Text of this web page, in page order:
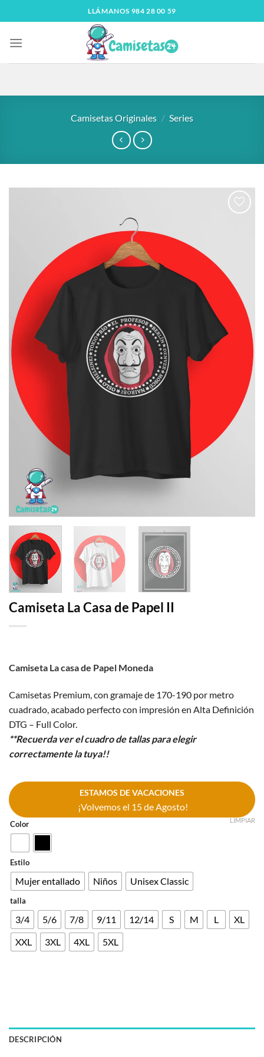
LLÁMANOS 984 28 00 59
Camisetas Originales / Series
Camiseta La Casa de Papel II
Camiseta La casa de Papel Moneda
Camisetas Premium, con gramaje de 170-190 por metro
cuadrado, acabado perfecto con impresión en Alta Definición
DTG – Full Color.
**Recuerda ver el cuadro de tallas para elegir
correctamente la tuya!!
ESTAMOS DE VACACIONES
¡Volvemos el 15 de Agosto!
Color
Estilo
Mujer entallado Niños Unisex Classic
talla
3/4 5/6 7/8 9/11 12/14 S M L
XL
XXL
3XL 4XL 5XL
LIMPIAR
DESCRIPCIÓN